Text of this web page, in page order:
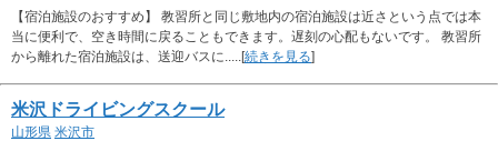
【宿泊施設のおすすめ】 教習所と同じ敷地内の宿泊施設は近さという点では本
当に便利で、空き時間に戻ることもできます。遅刻の心配もないです。 教習所
から離れた宿泊施設は、送迎バスに.....[続きを見る]
米沢ドライビングスクール
山形県 米沢市